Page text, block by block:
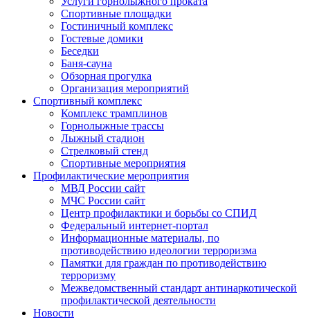
Спортивные площадки
Гостиничный комплекс
Гостевые домики
Беседки
Баня-сауна
Обзорная прогулка
Организация мероприятий
Спортивный комплекс
Комплекс трамплинов
Горнолыжные трассы
Лыжный стадион
Стрелковый стенд
Спортивные мероприятия
Профилактические мероприятия
МВД России сайт
МЧС России сайт
Центр профилактики и борьбы со СПИД
Федеральный интернет-портал
Информационные материалы, по
противодействию идеологии терроризма
Памятки для граждан по противодействию
терроризму
Межведомственный стандарт антинаркотической
профилактической деятельности
Новости